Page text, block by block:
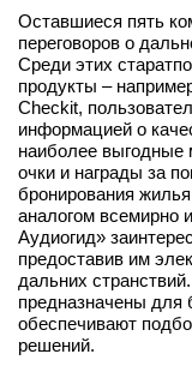
Оставшиеся пять
переговоров о
Среди этих
продукты –
Checkit,
информацией о
наиболее выгодные
очки и награды за
бронирования
аналогом всемирно
Аудиогид»
предоставив им
дальних
предназначены для
обеспечивают
решений.